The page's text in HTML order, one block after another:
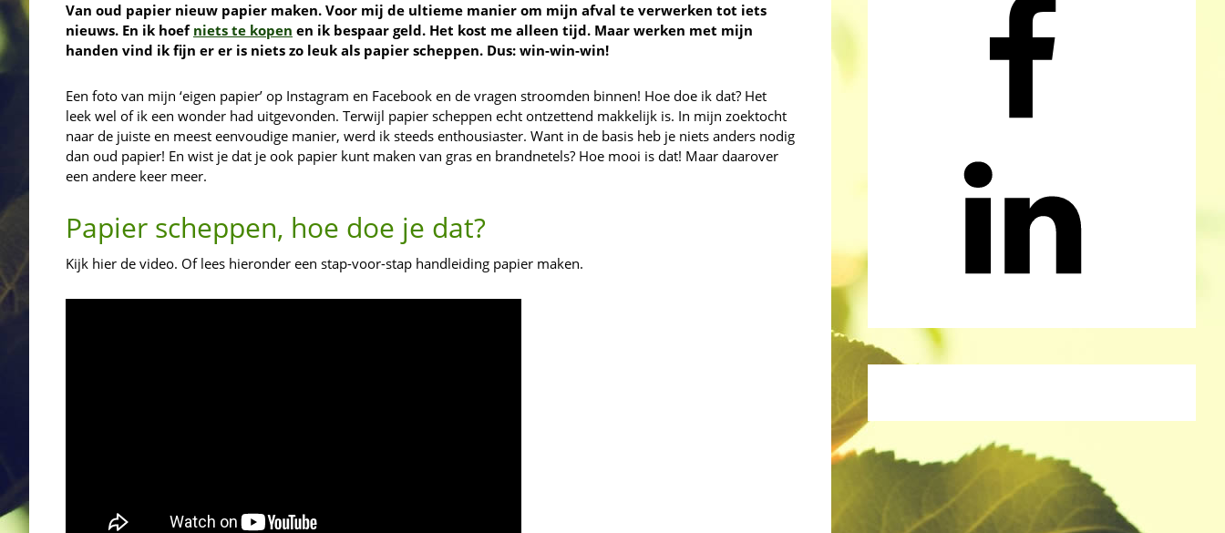
Van oud papier nieuw papier maken. Voor mij de ultieme manier om mijn afval te verwerken tot iets
nieuws. En ik hoef niets te kopen en ik bespaar geld. Het kost me alleen tijd. Maar werken met mijn
handen vind ik fijn er er is niets zo leuk als papier scheppen. Dus: win-win-win!
Een foto van mijn ‘eigen papier’ op Instagram en Facebook en de vragen stroomden binnen! Hoe doe ik dat? Het
leek wel of ik een wonder had uitgevonden. Terwijl papier scheppen echt ontzettend makkelijk is. In mijn zoektocht
naar de juiste en meest eenvoudige manier, werd ik steeds enthousiaster. Want in de basis heb je niets anders nodig
dan oud papier! En wist je dat je ook papier kunt maken van gras en brandnetels? Hoe mooi is dat! Maar daarover
een andere keer meer.
Papier scheppen, hoe doe je dat?
Kijk hier de video. Of lees hieronder een stap-voor-stap handleiding papier maken.